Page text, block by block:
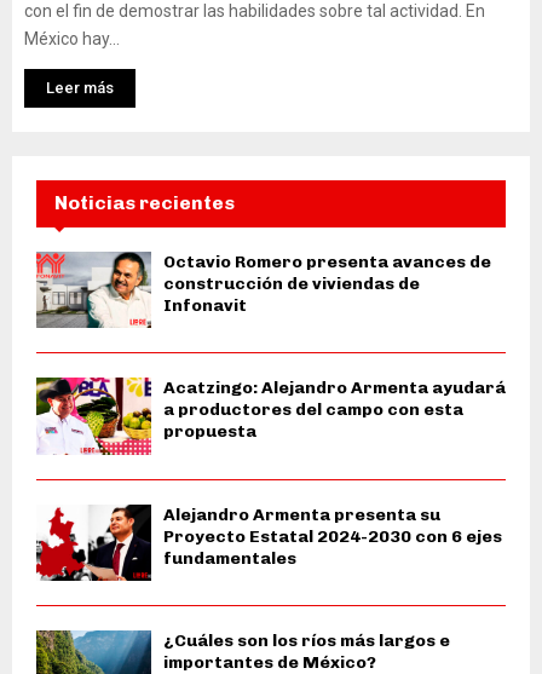
con el fin de demostrar las habilidades sobre tal actividad. En
México hay...
Leer más
Noticias recientes
Octavio Romero presenta avances de
construcción de viviendas de
Infonavit
Acatzingo: Alejandro Armenta ayudará
a productores del campo con esta
propuesta
Alejandro Armenta presenta su
Proyecto Estatal 2024-2030 con 6 ejes
fundamentales
¿Cuáles son los ríos más largos e
importantes de México?